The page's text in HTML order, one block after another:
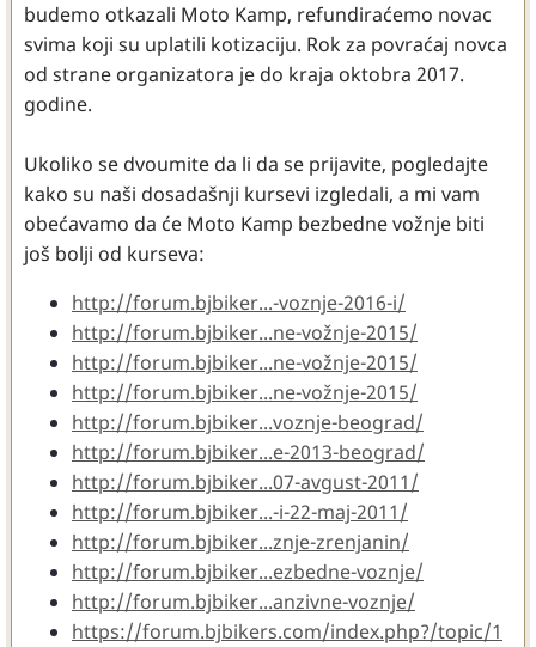
budemo otkazali Moto Kamp, refundiraćemo novac
svima koji su uplatili kotizaciju. Rok za povraćaj novca
od strane organizatora je do kraja oktobra 2017.
godine.
Ukoliko se dvoumite da li da se prijavite, pogledajte
kako su naši dosadašnji kursevi izgledali, a mi vam
obećavamo da će Moto Kamp bezbedne vožnje biti
još bolji od kurseva:
http://forum.bjbiker...-voznje-2016-i/
http://forum.bjbiker...ne-vožnje-2015/
http://forum.bjbiker...ne-vožnje-2015/
http://forum.bjbiker...ne-vožnje-2015/
http://forum.bjbiker...voznje-beograd/
http://forum.bjbiker...e-2013-beograd/
http://forum.bjbiker...07-avgust-2011/
http://forum.bjbiker...-i-22-maj-2011/
http://forum.bjbiker...znje-zrenjanin/
http://forum.bjbiker...ezbedne-voznje/
http://forum.bjbiker...anzivne-voznje/
https://forum.bjbikers.com/index.php?/topic/1